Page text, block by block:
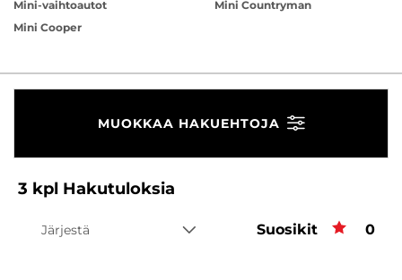
Mini-vaihtoautot
Mini Cooper
Mini Countryman
MUOKKAA HAKUEHTOJA
3 kpl Hakutuloksia
Järjestä Suosikit 0